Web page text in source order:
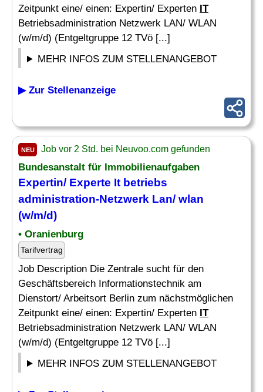
Zeitpunkt eine/ einen: Expertin/ Experten IT
Betriebsadministration Netzwerk LAN/ WLAN
(w/m/d) (Entgeltgruppe 12 TVö [...]
MEHR INFOS ZUM STELLENANGEBOT
▶ Zur Stellenanzeige
NEU Job vor 2 Std. bei Neuvoo.com gefunden
Bundesanstalt für Immobilienaufgaben
Expertin/ Experte It betriebs
administration-Netzwerk Lan/ wlan
(w/m/d)
• Oranienburg
Tarifvertrag
Job Description Die Zentrale sucht für den
Geschäftsbereich Informationstechnik am
Dienstort/ Arbeitsort Berlin zum nächstmöglichen
Zeitpunkt eine/ einen: Expertin/ Experten IT
Betriebsadministration Netzwerk LAN/ WLAN
(w/m/d) (Entgeltgruppe 12 TVö [...]
MEHR INFOS ZUM STELLENANGEBOT